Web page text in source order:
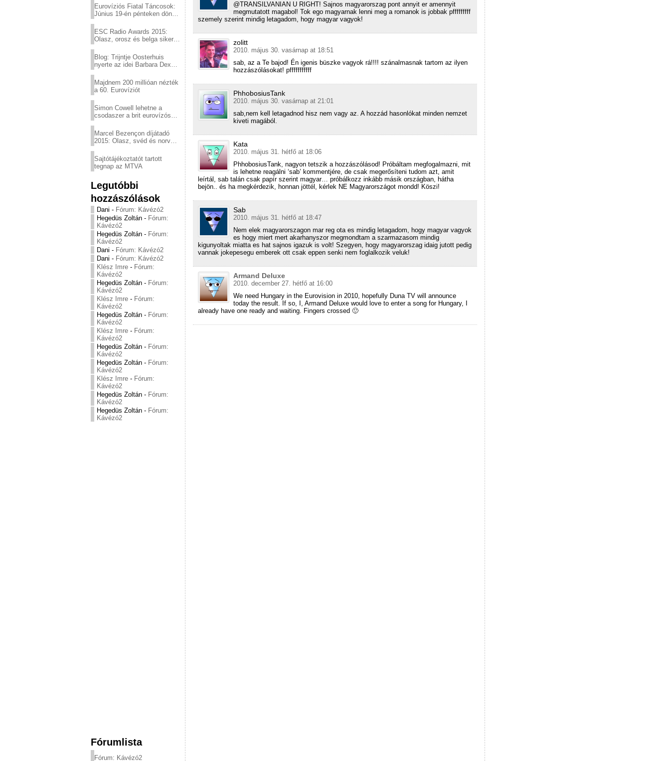
Eurovíziós Fiatal Táncosok:
Június 19-én pénteken döntő
ESC Radio Awards 2015:
Olasz, orosz és belga siker,
Blog: Trijntje Oosterhuis
nyerte az idei Barbara Dex
Majdnem 200 millióan nézték
a 60. Eurovíziót
Simon Cowell lehetne a
csodaszer a brit eurovízós
Marcel Bezençon díjátadó
2015: Olasz, svéd és norvég
Sajtótájékoztatót tartott
tegnap az MTVA
Legutóbbi
hozzászólások
Dani - Fórum: Kávézó2
Hegedüs Zoltán - Fórum:
Kávézó2
Hegedüs Zoltán - Fórum:
Kávézó2
Dani - Fórum: Kávézó2
Dani - Fórum: Kávézó2
Klész Imre - Fórum:
Kávézó2
Hegedüs Zoltán - Fórum:
Kávézó2
Klész Imre - Fórum:
Kávézó2
Hegedüs Zoltán - Fórum:
Kávézó2
Klész Imre - Fórum:
Kávézó2
Hegedüs Zoltán - Fórum:
Kávézó2
Hegedüs Zoltán - Fórum:
Kávézó2
Klész Imre - Fórum:
Kávézó2
Hegedüs Zoltán - Fórum:
Kávézó2
Hegedüs Zoltán - Fórum:
Kávézó2
Fórumlista
Fórum: Kávézó2
@TRANSILVANIAN U RIGHT! Sajnos magyarorszag pont annyit er amennyit
megmutatott magabol! Tok ego magyarnak lenni meg a romanok is jobbak pfffffffff
szemely szerint mindig letagadom, hogy magyar vagyok!
zolitt
2010. május 30. vasárnap at 18:51
sab, az a Te bajod! Én igenis büszke vagyok rá!!!! szánalmasnak tartom az ilyen
hozzászólásokat! pfffffffffff
PhhobosiusTank
2010. május 30. vasárnap at 21:01
sab,nem kell letagadnod hisz nem vagy az. A hozzád hasonlókat minden nemzet
kiveti magából.
Kata
2010. május 31. hétfő at 18:06
PhhobosiusTank, nagyon tetszik a hozzászólásod! Próbáltam megfogalmazni, mit
is lehetne reagálni ‘sab’ kommentjére, de csak megerősíteni tudom azt, amit
leírtál, sab talán csak papír szerint magyar… próbálkozz inkább másik országban, hátha
bejön.. és ha megkérdezik, honnan jöttél, kérlek NE Magyarországot mondd! Köszi!
Sab
2010. május 31. hétfő at 18:47
Nem elek magyarorszagon mar reg ota es mindig letagadom, hogy magyar vagyok
es hogy miert mert akarhanyszor megmondtam a szarmazasom mindig
kigunyoltak miatta es hat sajnos igazuk is volt! Szegyen, hogy magyarorszag idaig jutott pedig
vannak jokepesegu emberek ott csak eppen senki nem foglalkozik veluk!
Armand Deluxe
2010. december 27. hétfő at 16:00
We need Hungary in the Eurovision in 2010, hopefully Duna TV will announce
today the result. If so, I, Armand Deluxe would love to enter a song for Hungary, I
already have one ready and waiting. Fingers crossed 🙂